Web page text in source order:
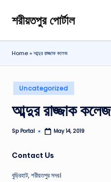
Skip
content
শরীয়তপুর পোর্টাল
শরীয়তপুর
জেলা
বিষয়ক
পোর্টাল
Home»আব্দুর রাজ্জাক কলেজ
Posted
in
Uncategorized
আব্দুর রাজ্জাক কলেজ
Posted
Sp Portal May 14, 2019
Contact Us
বুড়িরহাট, শরীয়তপুর সদর।